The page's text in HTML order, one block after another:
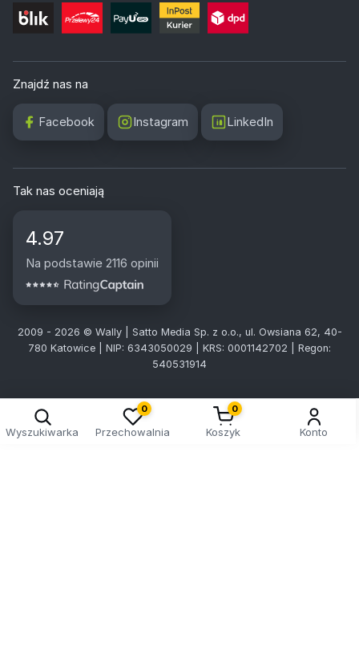
Znajdź nas na
Facebook Instagram LinkedIn
Tak nas oceniają
4.97
Na podstawie 2116 opinii
2009 - 2026 © Wally | Satto Media Sp. z o.o., ul. Owsiana 62, 40-
780 Katowice | NIP: 6343050029 | KRS: 0001142702 | Regon:
540531914
Wyszukiwarka
0
Przechowalnia
0
Koszyk Konto